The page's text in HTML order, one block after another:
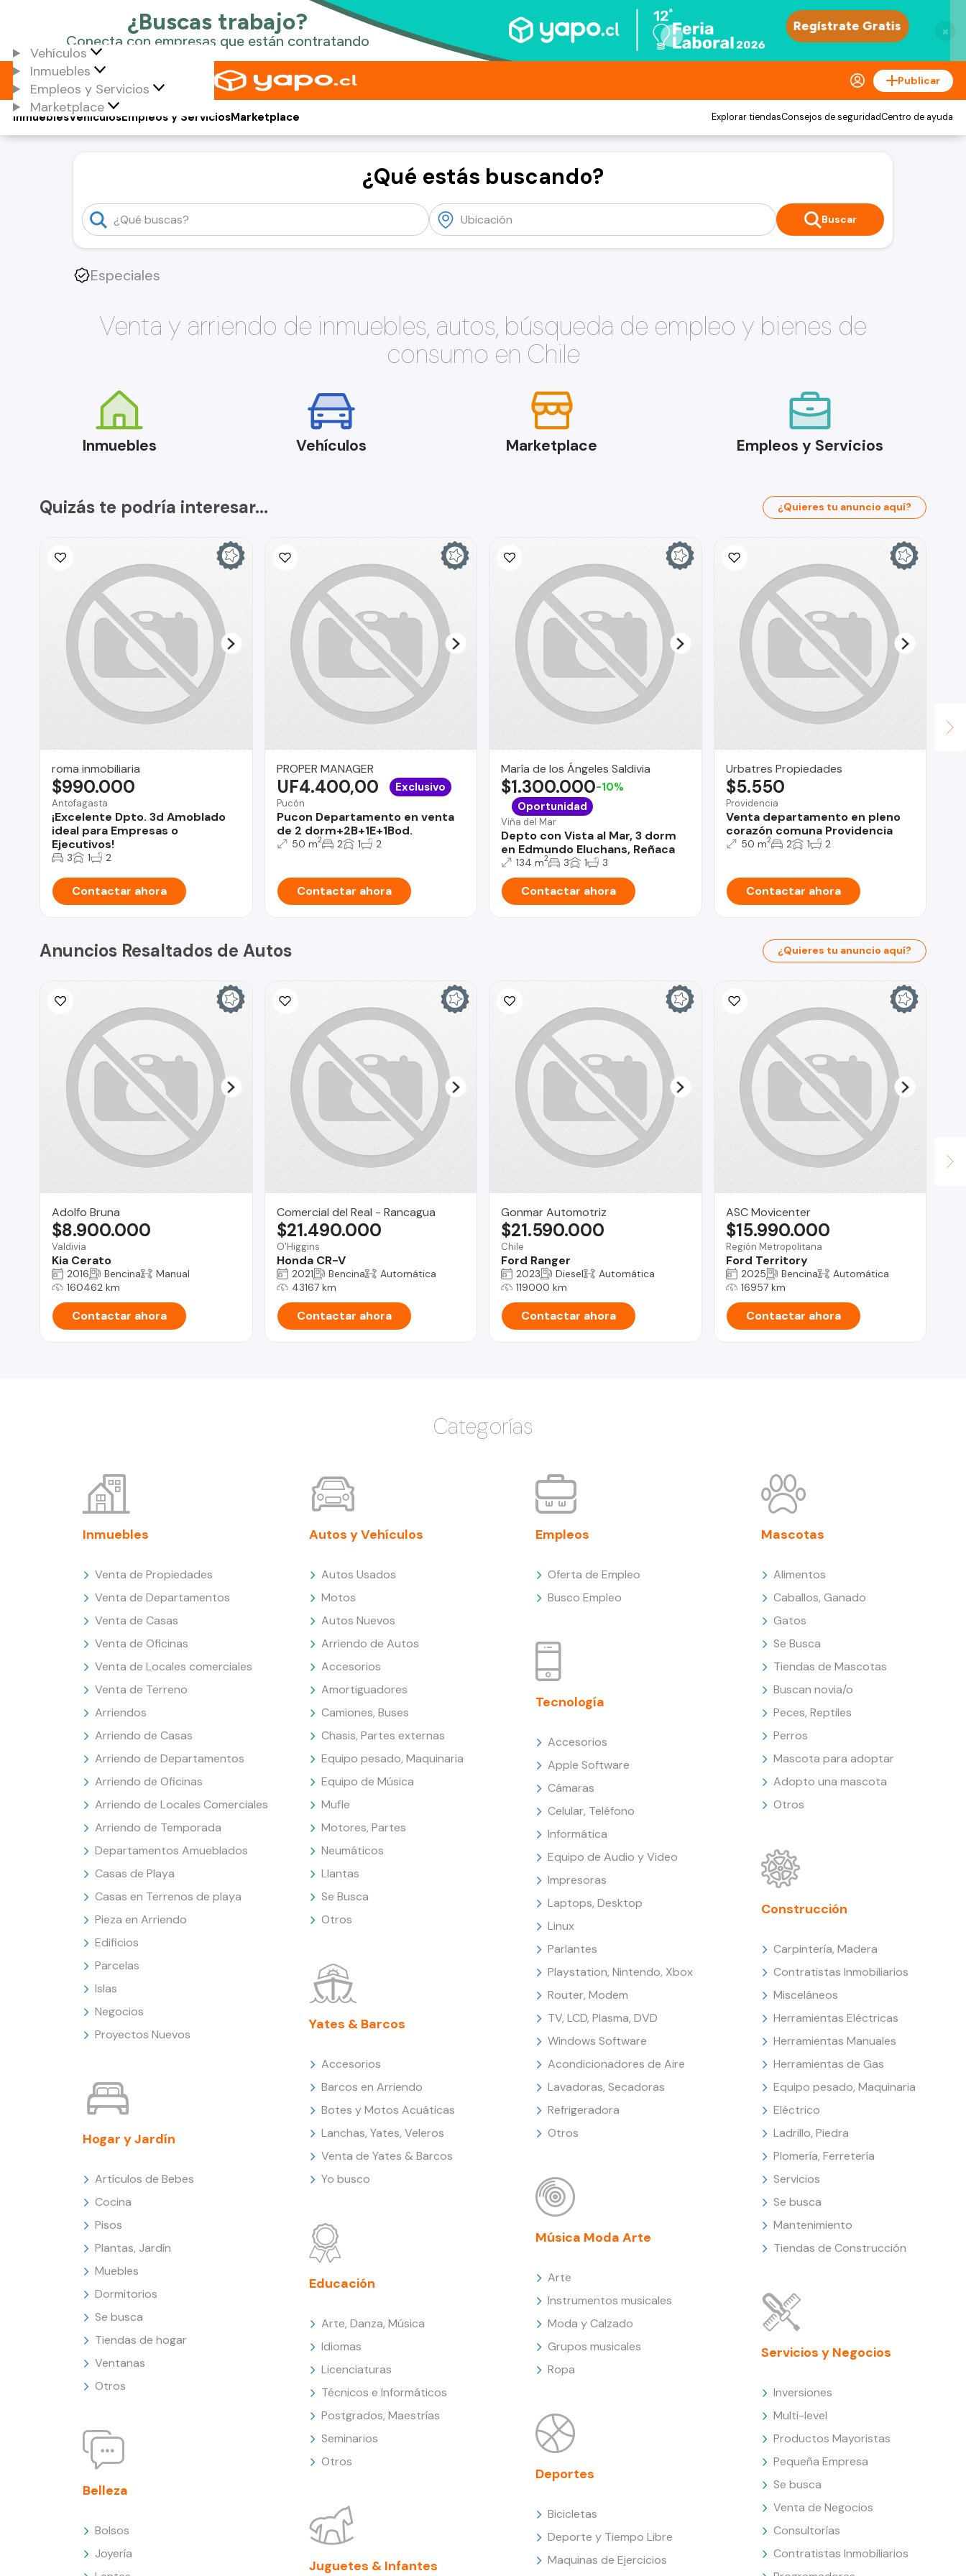
×
Vehículos
Inmuebles
Empleos y Servicios
Marketplace
Publicar
Vehículos
Inmuebles Empleos y ServiciosMarketplace Explorar tiendasConsejos de seguridadCentro de ayuda
¿Qué estás buscando?
Buscar
Especiales
Venta y arriendo de inmuebles, autos, búsqueda de empleo y bienes de
consumo en Chile
Inmuebles Vehículos Marketplace Empleos y Servicios
Quizás te podría interesar... ¿Quieres tu anuncio aquí?
roma inmobiliaria
Antofagasta
¡Excelente Dpto. 3d Amoblado
ideal para Empresas o
Ejecutivos!
$990.000
3 1 2
Contactar ahora
PROPER MANAGER
Pucón
Pucon Departamento en venta
de 2 dorm+2B+1E+1Bod.
UF4.400,00 Exclusivo
50 m2 2 1 2
Contactar ahora
María de los Ángeles Saldivia
Viña del Mar
Depto con Vista al Mar, 3 dorm
en Edmundo Eluchans, Reñaca
$1.300.000-10%
Oportunidad
134 m2 3 1 3
Contactar ahora
Urbatres Propiedades
Providencia
Venta departamento en pleno
corazón comuna Providencia
$5.550
50 m2 2 1 2
Contactar ahora
Anuncios Resaltados de Autos ¿Quieres tu anuncio aquí?
Adolfo Bruna
Valdivia
Kia Cerato
$8.900.000
2016 Bencina
Manual
160462 km
Contactar ahora
Comercial del Real - Rancagua
O'Higgins
Honda CR-V
$21.490.000
2021 Bencina
Automática
43167 km
Contactar ahora
Gonmar Automotriz
Chile
Ford Ranger
$21.590.000
2023 Diesel
Automática
119000 km
Contactar ahora
ASC Movicenter
Región Metropolitana
Ford Territory
$15.990.000
2025 Bencina
Automática
16957 km
Contactar ahora
Categorías
Inmuebles
Venta de Propiedades
Venta de Departamentos
Venta de Casas
Venta de Oficinas
Venta de Locales comerciales
Venta de Terreno
Arriendos
Arriendo de Casas
Arriendo de Departamentos
Arriendo de Oficinas
Arriendo de Locales Comerciales
Arriendo de Temporada
Departamentos Amueblados
Casas de Playa
Casas en Terrenos de playa
Pieza en Arriendo
Edificios
Parcelas
Islas
Negocios
Proyectos Nuevos
Hogar y Jardín
Artículos de Bebes
Cocina
Pisos
Plantas, Jardín
Muebles
Dormitorios
Se busca
Tiendas de hogar
Ventanas
Otros
Belleza
Bolsos
Joyería
Autos y Vehículos
Autos Usados
Motos
Autos Nuevos
Arriendo de Autos
Accesorios
Amortiguadores
Camiones, Buses
Chasis, Partes externas
Equipo pesado, Maquinaria
Equipo de Música
Mufle
Motores, Partes
Neumáticos
Llantas
Se Busca
Otros
Yates & Barcos
Accesorios
Barcos en Arriendo
Botes y Motos Acuáticas
Lanchas, Yates, Veleros
Venta de Yates & Barcos
Yo busco
Educación
Arte, Danza, Música
Idiomas
Licenciaturas
Técnicos e Informáticos
Postgrados, Maestrías
Seminarios
Otros
Juguetes & Infantes
Empleos
Oferta de Empleo
Busco Empleo
Tecnología
Accesorios
Apple Software
Cámaras
Celular, Teléfono
Informática
Equipo de Audio y Video
Impresoras
Laptops, Desktop
Linux
Parlantes
Playstation, Nintendo, Xbox
Router, Modem
TV, LCD, Plasma, DVD
Windows Software
Acondicionadores de Aire
Lavadoras, Secadoras
Refrigeradora
Otros
Música Moda Arte
Arte
Instrumentos musicales
Moda y Calzado
Grupos musicales
Ropa
Deportes
Bicicletas
Deporte y Tiempo Libre
Maquinas de Ejercicios
Mascotas
Alimentos
Caballos, Ganado
Gatos
Se Busca
Tiendas de Mascotas
Buscan novia/o
Peces, Reptiles
Perros
Mascota para adoptar
Adopto una mascota
Otros
Construcción
Carpintería, Madera
Contratistas Inmobiliarios
Misceláneos
Herramientas Eléctricas
Herramientas Manuales
Herramientas de Gas
Equipo pesado, Maquinaria
Eléctrico
Ladrillo, Piedra
Plomería, Ferretería
Servicios
Se busca
Mantenimiento
Tiendas de Construcción
Servicios y Negocios
Inversiones
Multi-level
Productos Mayoristas
Pequeña Empresa
Se busca
Venta de Negocios
Consultorías
Contratistas Inmobiliarios